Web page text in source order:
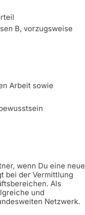
B, vorzugsweise
Arbeit sowie
wenn Du eine neue
bei der Vermittlung
Als
und
Netzwerk.